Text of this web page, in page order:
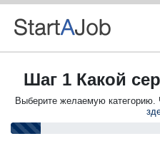
Шаг 1 Какой
Выберите желаемую категорию.